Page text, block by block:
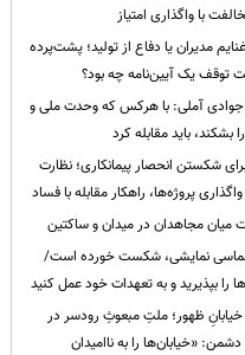
با واگذاری امتیاز
مدیران یا دفاع از تولید؛ پشت‌پرده
توقف یک آیین‌نامه چه بود؟
جوادی آملی: با هرکس که وحدت ملی و
بشکند، باید مقابله کرد
شکستن انحصار پیمانکاری؛ نظارت
پروژه‌ها، راهکار مقابله با فساد
میان مجاهدان در میدان و ساکتین
نمایشی، شکست خورده است/
را بپذیرید و به تعهدات خود عمل کنید
خیابانِ ظهور؛ ملتِ مبعوثِ رودسر در
«خیابان‌ها را به ناامیدان